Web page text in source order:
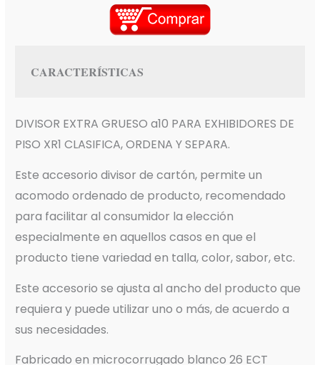
CARACTERÍSTICAS
DIVISOR EXTRA GRUESO a10 PARA EXHIBIDORES DE
PISO XR1 CLASIFICA, ORDENA Y SEPARA.
Este accesorio divisor de cartón, permite un
acomodo ordenado de producto, recomendado
para facilitar al consumidor la elección
especialmente en aquellos casos en que el
producto tiene variedad en talla, color, sabor, etc.
Este accesorio se ajusta al ancho del producto que
requiera y puede utilizar uno o más, de acuerdo a
sus necesidades.
Fabricado en microcorrugado blanco 26 ECT